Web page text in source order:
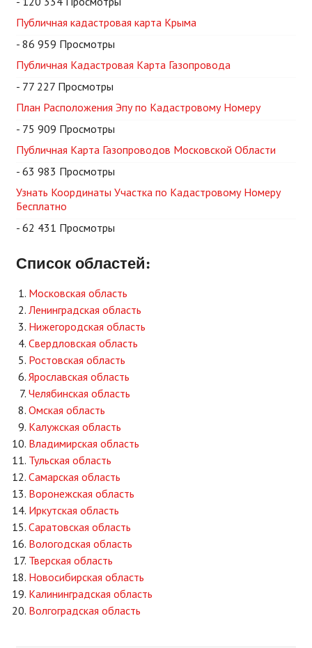
Публичная кадастровая карта Крыма
- 86 959 Просмотры
Публичная Кадастровая Карта Газопровода
- 77 227 Просмотры
План Расположения Эпу по Кадастровому Номеру
- 75 909 Просмотры
Публичная Карта Газопроводов Московской Области
- 63 983 Просмотры
Узнать Координаты Участка по Кадастровому Номеру
Бесплатно
- 62 431 Просмотры
Список областей:
Московская область
Ленинградская область
Нижегородская область
Свердловская область
Ростовская область
Ярославская область
Челябинская область
Омская область
Калужская область
Владимирская область
Тульская область
Самарская область
Воронежская область
Иркутская область
Саратовская область
Вологодская область
Тверская область
Новосибирская область
Калининградская область
Волгоградская область